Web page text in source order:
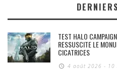
TEST HALO
RESSUSCITE LE
CICATRICES
4 août 2026 - 10